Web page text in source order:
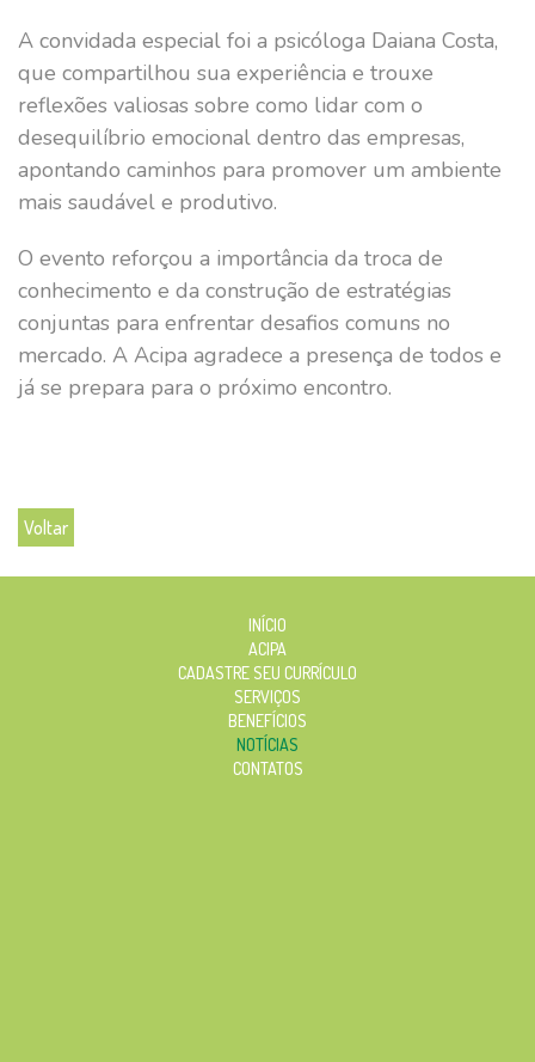
A convidada especial foi a psicóloga Daiana Costa,
que compartilhou sua experiência e trouxe
reflexões valiosas sobre como lidar com o
desequilíbrio emocional dentro das empresas,
apontando caminhos para promover um ambiente
mais saudável e produtivo.
O evento reforçou a importância da troca de
conhecimento e da construção de estratégias
conjuntas para enfrentar desafios comuns no
mercado. A Acipa agradece a presença de todos e
já se prepara para o próximo encontro.
Voltar
INÍCIO
ACIPA
CADASTRE SEU CURRÍCULO
SERVIÇOS
BENEFÍCIOS
NOTÍCIAS
CONTATOS